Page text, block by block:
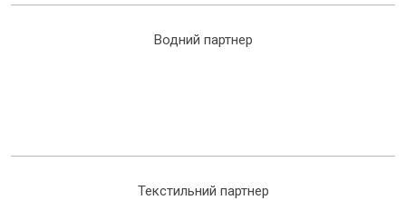
Водний партнер
Текстильний партнер